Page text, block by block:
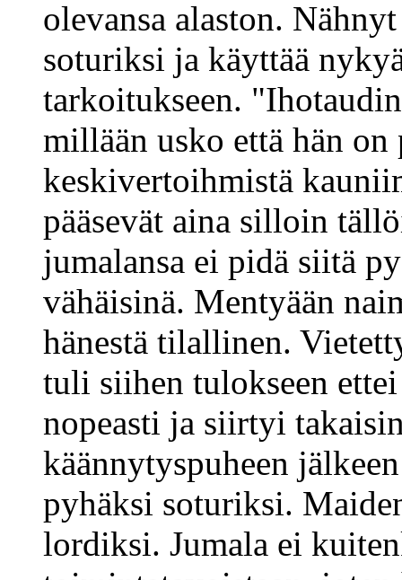
olevansa alaston.
soturiksi ja käyttää
tarkoitukseen.
millään usko että hän
keskivertoihmistä
pääsevät aina silloin
jumalansa ei pidä siitä
vähäisinä. Mentyään
hänestä tilallinen.
tuli siihen tulokseen
nopeasti ja siirtyi
käännytyspuheen
pyhäksi soturiksi.
lordiksi. Jumala ei